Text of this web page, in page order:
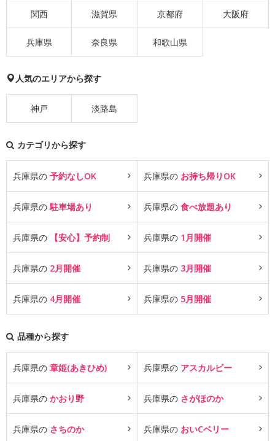
関西 滋賀県 京都府 大阪府
兵庫県 奈良県 和歌山県
人気のエリアから探す
神戸 淡路島
カテゴリから探す
兵庫県の 予約なしOK 兵庫県の お持ち帰りOK
兵庫県の 駐車場あり 兵庫県の 食べ放題あり
兵庫県の 【安心】予約制 兵庫県の 1月開催
兵庫県の 2月開催 兵庫県の 3月開催
兵庫県の 4月開催 兵庫県の 5月開催
品種から探す
兵庫県の 章姫(あきひめ) 兵庫県の アスカルビー
兵庫県の かおり野 兵庫県の さがほのか
兵庫県の さちのか 兵庫県の おいCベリー